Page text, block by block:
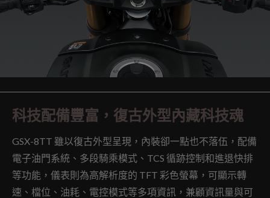
科技配備豐富，復古外型內藏科技魂
GSX-8TT 雖以復古外型呈現，內裝卻一點也不落伍，配備
電子油門系統、多段騎乘模式、TCS 循跡控制和進退快排
等功能，儀表則為高解析度的 TFT 彩色螢幕，可顯示轉
速、檔位、油耗、電控模式等多項資訊，兼顧資訊量與可